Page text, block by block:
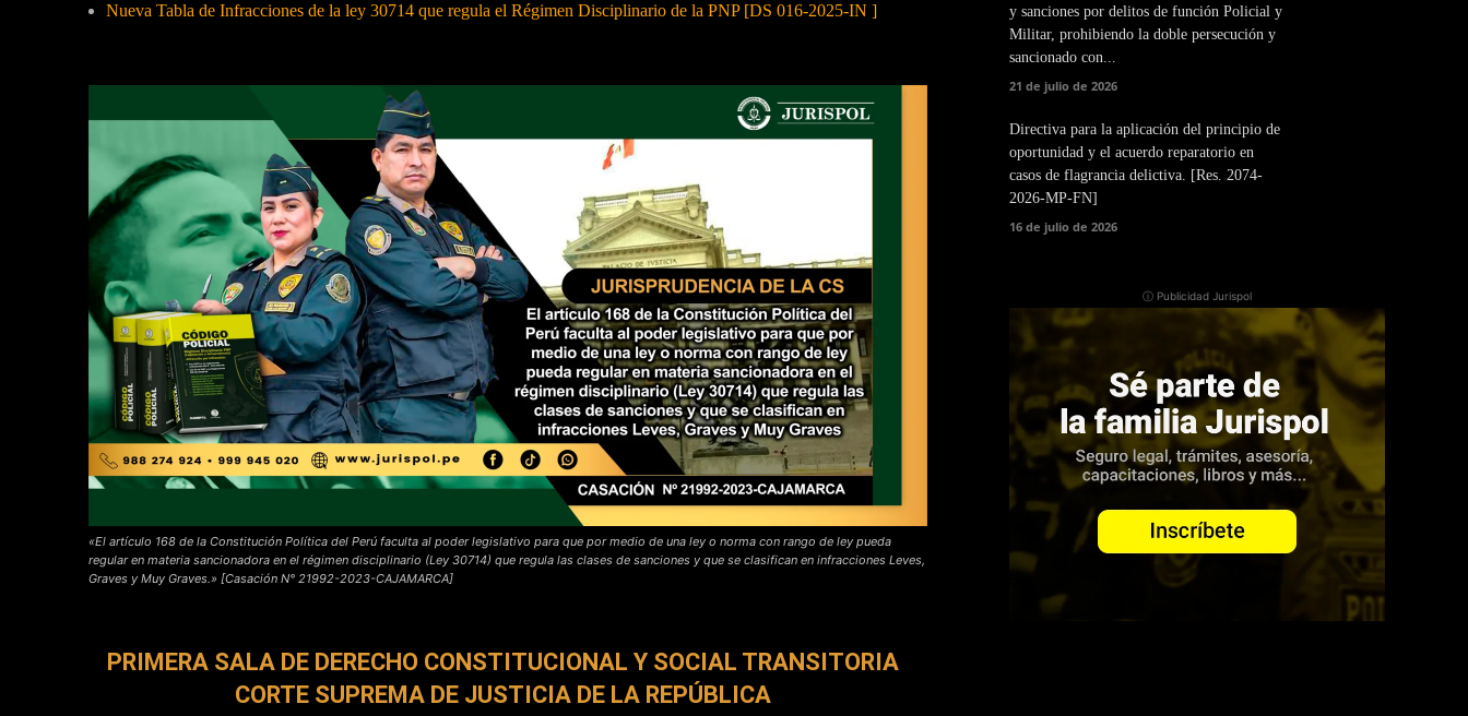
Nueva Tabla de Infracciones de la ley 30714 que regula el Régimen Disciplinario de la PNP [DS 016-2025-IN ]
«El artículo 168 de la Constitución Política del Perú faculta al poder legislativo para que por medio de una ley o norma con rango de ley pueda
regular en materia sancionadora en el régimen disciplinario (Ley 30714) que regula las clases de sanciones y que se clasifican en infracciones Leves,
Graves y Muy Graves.» [Casación N° 21992-2023-CAJAMARCA]
PRIMERA SALA DE DERECHO CONSTITUCIONAL Y SOCIAL TRANSITORIA
CORTE SUPREMA DE JUSTICIA DE LA REPÚBLICA
y sanciones por delitos de función Policial y
Militar, prohibiendo la doble persecución y
sancionado con...
21 de julio de 2026
Directiva para la aplicación del principio de
oportunidad y el acuerdo reparatorio en
casos de flagrancia delictiva. [Res. 2074-
2026-MP-FN]
16 de julio de 2026
ⓘ Publicidad Jurispol